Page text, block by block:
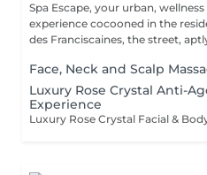
Spa Escape, your urban,
experience cocooned in the
des Franciscaines, the street,
Face, Neck and Scalp
Luxury Rose Crystal Anti-
Experience